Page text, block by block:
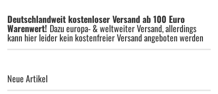
Deutschlandweit kostenloser Versand ab 100 Euro
Warenwert! Dazu europa- & weltweiter Versand, allerdings
kann hier leider kein kostenfreier Versand angeboten werden
Neue Artikel